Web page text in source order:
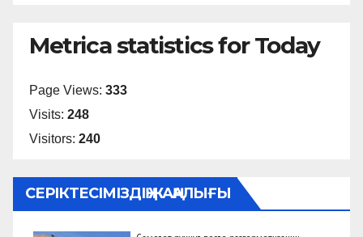
Metrica statistics for Today
Page Views: 333
Visits: 248
Visitors: 240
СЕРІКТЕСІМІЗДІҢ ЖАҢАЛЫҒЫ